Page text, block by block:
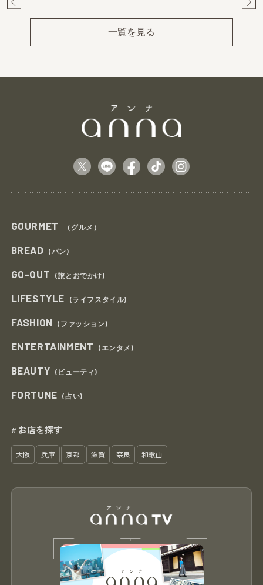
一覧を見る
GOURMET （グルメ）
BREAD (パン)
GO-OUT (旅とおでかけ)
LIFESTYLE (ライフスタイル)
FASHION (ファッション)
ENTERTAINMENT (エンタメ)
BEAUTY (ビューティ)
FORTUNE (占い)
# お店を探す
大阪 兵庫 京都 滋賀 奈良 和歌山